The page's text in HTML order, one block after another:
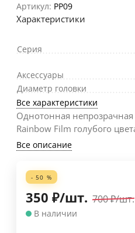
Артикул: PP09
Характеристики
Серия
Аксессуары
Диаметр головки
Все характеристики
Однотонная
Rainbow Film голубого
Все описание
- 50 %
350 ₽/шт. 700₽/шт.
В наличии